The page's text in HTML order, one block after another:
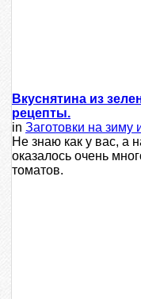
Вкуснятина из
рецепты.
in Заготовки на зиму
Не знаю как у вас, а
оказалось очень
томатов.